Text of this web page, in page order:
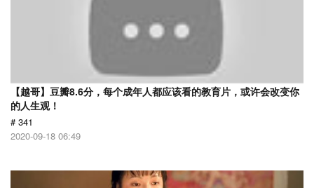
【越哥】豆瓣8.6分，每个成年人都应该看的教育片，或许会改变你
的人生观！
# 341
2020-09-18 06:49